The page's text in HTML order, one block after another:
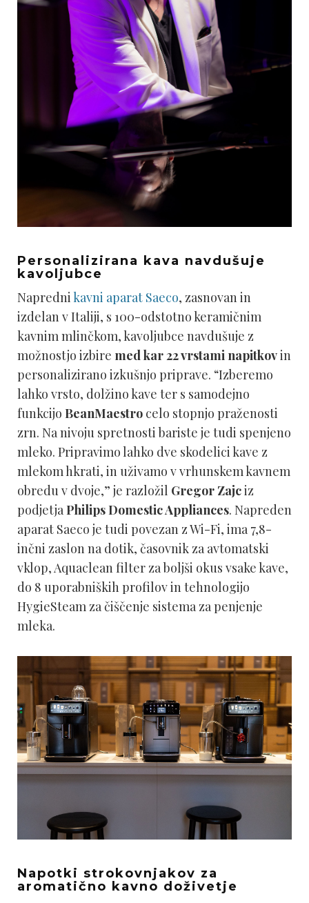
Personalizirana kava navdušuje
kavoljubce
Naprednikavni aparat Saeco, zasnovan in
izdelan v Italiji, s 100-odstotno keramičnim
kavnim mlinčkom, kavoljubce navdušuje z
možnostjo izbire med kar 22 vrstami napitkovin
personalizirano izkušnjo priprave. “Izberemo
lahko vrsto, dolžino kave ter s samodejno
funkcijo BeanMaestro celo stopnjo praženosti
zrn. Na nivoju spretnosti bariste je tudi spenjeno
mleko. Pripravimo lahko dve skodelici kave z
mlekom hkrati, in uživamo v vrhunskem kavnem
obredu v dvoje,” je razložil Gregor Zajciz
podjetjaPhilips Domestic Appliances. Napreden
aparat Saeco je tudi povezan z Wi-Fi, ima 7,8-
inčni zaslon na dotik, časovnik za avtomatski
vklop, Aquaclean filter za boljši okus vsake kave,
do 8 uporabniških profilov in tehnologijo
HygieSteam za čiščenje sistema za penjenje
mleka.
Napotki strokovnjakov za
aromatično kavno doživetje